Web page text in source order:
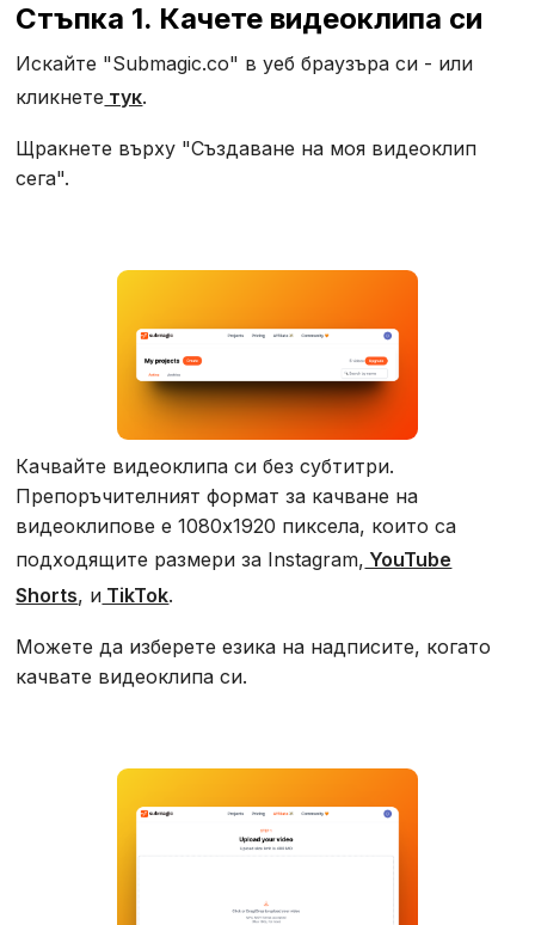
Стъпка 1. Качете видеоклипа си
‍Искайте "Submagic.co" в уеб браузъра си - или
кликнете тук.
Щракнете върху "Създаване на моя видеоклип
сега".
Качвайте видеоклипа си без субтитри.
Препоръчителният формат за качване на
видеоклипове е 1080x1920 пиксела, които са
подходящите размери за Instagram, YouTube
Shorts, и TikTok.
Можете да изберете езика на надписите, когато
качвате видеоклипа си.